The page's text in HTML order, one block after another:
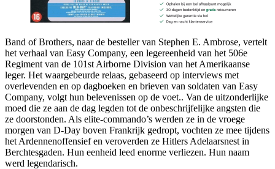
Band of Brothers, naar de besteller van Stephen E. Ambrose, vertelt
het verhaal van Easy Company, een legereenheid van het 506e
Regiment van de 101st Airborne Division van het Amerikaanse
leger. Het waargebeurde relaas, gebaseerd op interviews met
overlevenden en op dagboeken en brieven van soldaten van Easy
Company, volgt hun belevenissen op de voet.. Van de uitzonderlijke
moed die ze aan de dag legden tot de onbeschrijfelijke angsten die
ze doorstonden. Als elite-commando’s werden ze in de vroege
morgen van D-Day boven Frankrijk gedropt, vochten ze mee tijdens
het Ardennenoffensief en veroverden ze Hitlers Adelaarsnest in
Berchtesgaden. Hun eenheid leed enorme verliezen. Hun naam
werd legendarisch.